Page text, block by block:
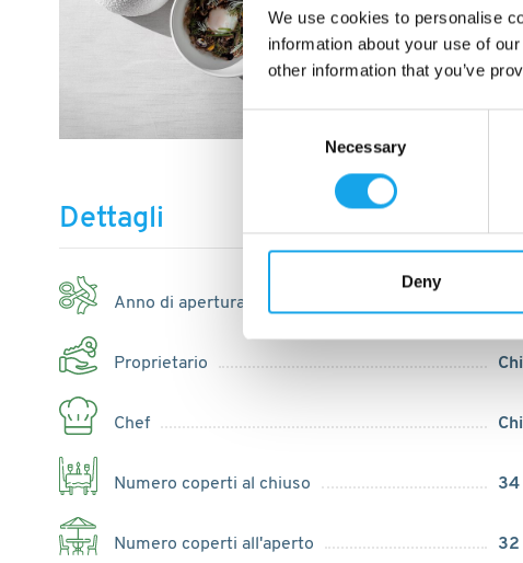
We use cookies to personalise
information about your use of
other information that you’ve
Necessary
Deny
Dettagli
Anno di apertura
Proprietario
Chef
Numero coperti al chiuso 34
Numero coperti all'aperto 32